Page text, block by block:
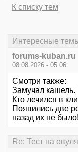
К списку тем
Интересные
forums-kuban.ru
08.08.2026 - 05:06
Смотри также:
Замучал кашель.
Кто лечился в
Появились две
назад их не
Re: Тест на